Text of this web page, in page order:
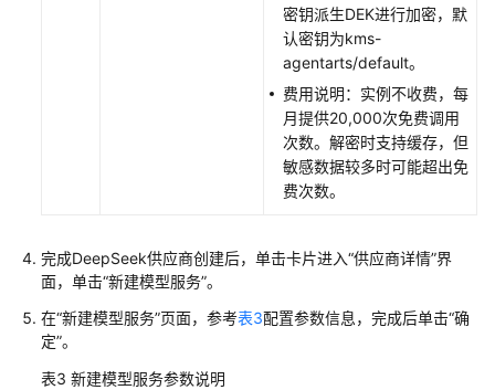
密钥派生DEK进行加密，默
认密钥为kms-
agentarts/default。
费用说明：实例不收费，每
月提供20,000次免费调用
次数。解密时支持缓存，但
敏感数据较多时可能超出免
费次数。
完成DeepSeek供应商创建后，单击卡片进入“供应商详情”界
面，单击“新建模型服务”。
在“新建模型服务”页面，参考表3配置参数信息，完成后单击“确
定”。
表3 新建模型服务参数说明